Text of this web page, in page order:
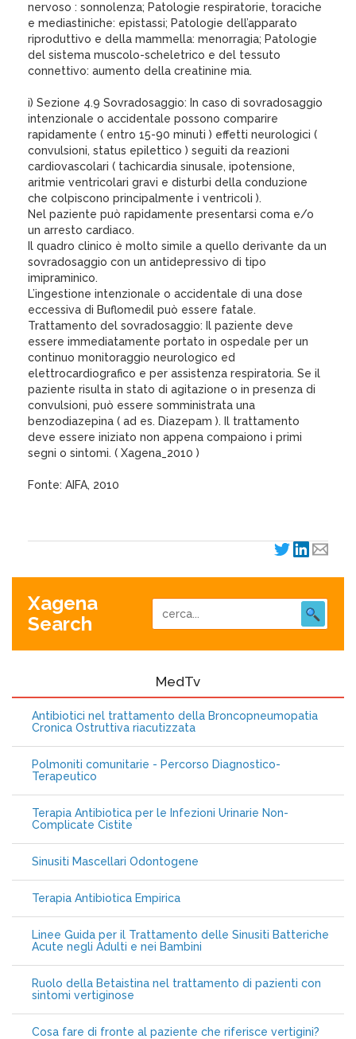
nervoso : sonnolenza; Patologie respiratorie, toraciche
e mediastiniche: epistassi; Patologie dell’apparato
riproduttivo e della mammella: menorragia; Patologie
del sistema muscolo-scheletrico e del tessuto
connettivo: aumento della creatinine mia.
i) Sezione 4.9 Sovradosaggio: In caso di sovradosaggio
intenzionale o accidentale possono comparire
rapidamente ( entro 15-90 minuti ) effetti neurologici (
convulsioni, status epilettico ) seguiti da reazioni
cardiovascolari ( tachicardia sinusale, ipotensione,
aritmie ventricolari gravi e disturbi della conduzione
che colpiscono principalmente i ventricoli ).
Nel paziente può rapidamente presentarsi coma e/o
un arresto cardiaco.
Il quadro clinico è molto simile a quello derivante da un
sovradosaggio con un antidepressivo di tipo
imipraminico.
L’ingestione intenzionale o accidentale di una dose
eccessiva di Buflomedil può essere fatale.
Trattamento del sovradosaggio: Il paziente deve
essere immediatamente portato in ospedale per un
continuo monitoraggio neurologico ed
elettrocardiografico e per assistenza respiratoria. Se il
paziente risulta in stato di agitazione o in presenza di
convulsioni, può essere somministrata una
benzodiazepina ( ad es. Diazepam ). Il trattamento
deve essere iniziato non appena compaiono i primi
segni o sintomi. ( Xagena_2010 )
Fonte: AIFA, 2010
Xagena
Search
MedTv
Antibiotici nel trattamento della Broncopneumopatia
Cronica Ostruttiva riacutizzata
Polmoniti comunitarie - Percorso Diagnostico-
Terapeutico
Terapia Antibiotica per le Infezioni Urinarie Non-
Complicate Cistite
Sinusiti Mascellari Odontogene
Terapia Antibiotica Empirica
Linee Guida per il Trattamento delle Sinusiti Batteriche
Acute negli Adulti e nei Bambini
Ruolo della Betaistina nel trattamento di pazienti con
sintomi vertiginose
Cosa fare di fronte al paziente che riferisce vertigini?